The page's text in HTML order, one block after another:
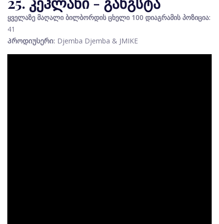
ყველაზე მაღალი ბილბორდის ცხელი 100 დიაგრამის პოზიცია:
41
Პროდიუსერი: Djemba Djemba & JMIKE